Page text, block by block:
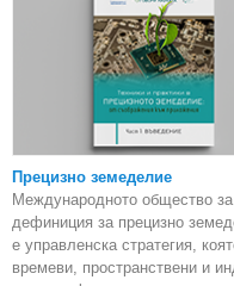
Прецизно земеделие
Международното общество
дефиниция за прецизно
е управленска стратегия,
времеви, пространствени и